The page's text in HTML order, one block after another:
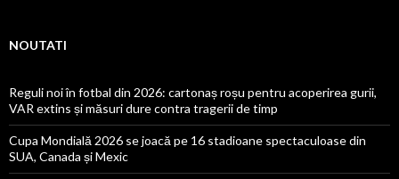
NOUTATI
Reguli noi în fotbal din 2026: cartonaș roșu pentru acoperirea gurii,
VAR extins și măsuri dure contra tragerii de timp
Cupa Mondială 2026 se joacă pe 16 stadioane spectaculoase din
SUA, Canada și Mexic